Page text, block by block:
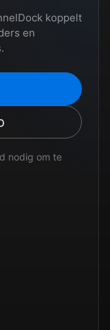
koppelt
en
nodig om te